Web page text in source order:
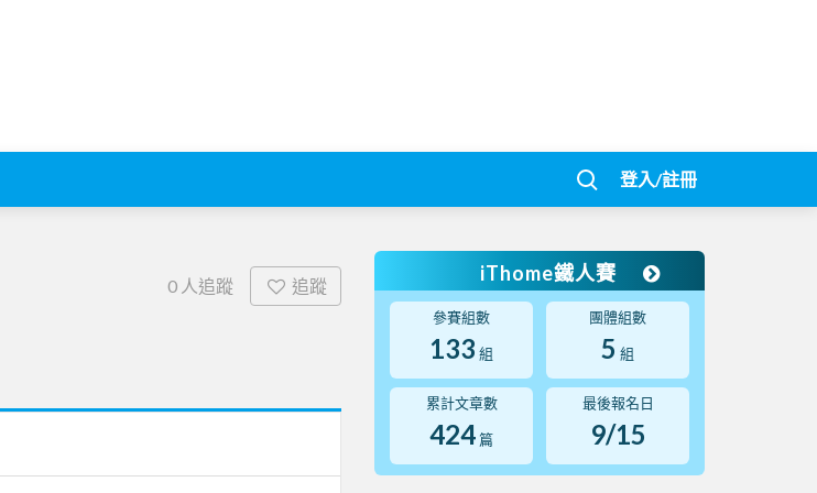
登入/註冊
0 人追蹤 追蹤
iThome鐵人賽
參賽組數
133 組
團體組數
5 組
累計文章數
424 篇
最後報名日
9/15